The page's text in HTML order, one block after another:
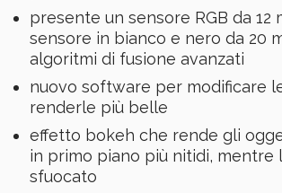
presente un sensore RGB da 12
sensore in bianco e nero da 20
algoritmi di fusione avanzati
nuovo software per modificare
renderle più belle
effetto bokeh che rende gli
in primo piano più nitidi, mentre
sfuocato